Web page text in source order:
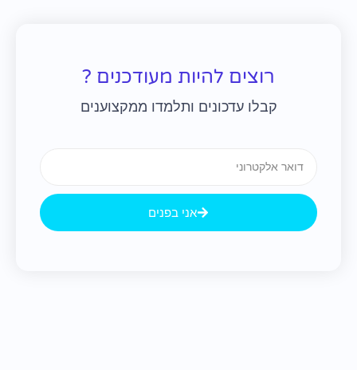
רוצים להיות מעודכנים ?
קבלו עדכונים ותלמדו ממקצוענים
אני בפנים